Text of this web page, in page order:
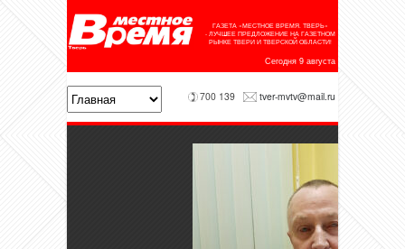
ГАЗЕТА «МЕСТНОЕ ВРЕМЯ. ТВЕРЬ»
- ЛУЧШЕЕ ПРЕДЛОЖЕНИЕ НА ГАЗЕТНОМ
РЫНКЕ ТВЕРИ И ТВЕРСКОЙ ОБЛАСТИ!
Сегодня 9 августа
700 139 tver-mvtv@mail.ru